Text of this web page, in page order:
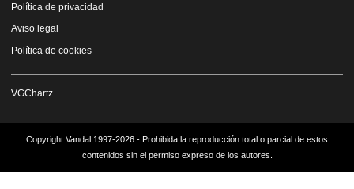
Política de privacidad
Aviso legal
Política de cookies
VGChartz
Copyright Vandal 1997-2026 - Prohibida la reproducción total o parcial de estos
contenidos sin el permiso expreso de los autores.